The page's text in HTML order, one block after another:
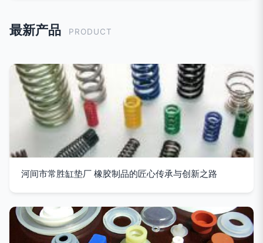
最新产品 PRODUCT
河间市常胜缸垫厂 橡胶制品的匠心传承与创新之路